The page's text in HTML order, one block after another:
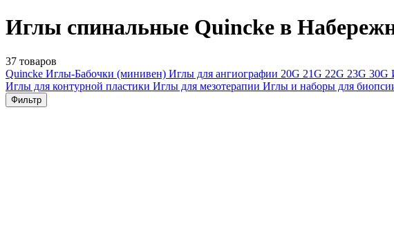
Иглы спинальные Quincke в
37 товаров
Quincke Иглы-Бабочки (минивен) Иглы для ангиографии 20G 21G 22G 23G 30G
Иглы для контурной пластики Иглы для мезотерапии Иглы и наборы для
Фильтр